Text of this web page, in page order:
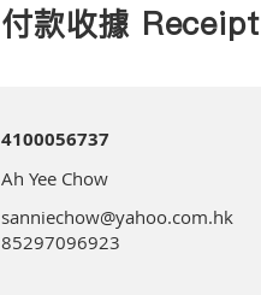
付款收據 Receipt
4100056737
Ah Yee Chow
sanniechow@yahoo.com.hk
85297096923